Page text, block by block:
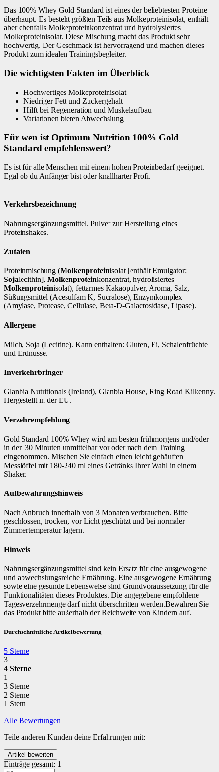
Das 100% Whey Gold Standard ist eines der beliebtesten Proteine
überhaupt. Es besteht größten Teils aus Molkeproteinisolat, enthält
aber ebenfalls Molkeproteinkonzentrat und hydrolysiertes
Molkeproteinisolat. Diese Mischung macht das Produkt sehr
hochwertig. Der Geschmack ist hervorragend und machen dieses
Produkt zum idealen Trainingsbegleiter.
Die wichtigsten Fakten im Überblick
Hochwertiges Molkeproteinisolat
Niedriger Fett und Zuckergehalt
Hilft bei Regeneration und Muskelaufbau
Variationen bieten Abwechslung
Für wen ist Optimum Nutrition 100% Gold
Standard empfehlenswert?
Es ist für alle Menschen mit einem hohen Proteinbedarf geeignet.
Egal ob du Anfänger bist oder knallharter Profi.
Verkehrsbezeichnung
Nahrungsergänzungsmittel. Pulver zur Herstellung eines
Proteinshakes.
Zutaten
Proteinmischung (Molkenproteinisolat [enthält Emulgator:
Sojalecithin], Molkenproteinkonzentrat, hydrolisiertes
Molkenproteinisolat), fettarmes Kakaopulver, Aroma, Salz,
Süßungsmittel (Acesulfam K, Sucralose), Enzymkomplex
(Amylase, Protease, Cellulase, Beta-D-Galactosidase, Lipase).
Allergene
Milch, Soja (Lecitine). Kann enthalten: Gluten, Ei, Schalenfrüchte
und Erdnüsse.
Inverkehrbringer
Glanbia Nutritionals (Ireland), Glanbia House, Ring Road Kilkenny.
Hergestellt in der EU.
Verzehrempfehlung
Gold Standard 100% Whey wird am besten frühmorgens und/oder
in den 30 Minuten unmittelbar vor oder nach dem Training
eingenommen. Mischen Sie einfach einen leicht gehäuften
Messlöffel mit 180-240 ml eines Getränks Ihrer Wahl in einem
Shaker.
Aufbewahrungshinweis
Nach Anbruch innerhalb von 3 Monaten verbrauchen. Bitte
geschlossen, trocken, vor Licht geschützt und bei normaler
Zimmertemperatur lagern.
Hinweis
Nahrungsergänzungsmittel sind kein Ersatz für eine ausgewogene
und abwechslungsreiche Ernährung. Eine ausgewogene Ernährung
sowie eine gesunde Lebensweise sind Grundvoraussetzung für die
Funktionalitäten dieses Produktes. Die angegebene empfohlene
Tagesverzehrmenge darf nicht überschritten werden.Bewahren Sie
das Produkt bitte außerhalb der Reichweite von Kindern auf.
Durchschnittliche Artikelbewertung
5 Sterne
3
4 Sterne
1
3 Sterne
2 Sterne
1 Stern
Alle Bewertungen
Teile anderen Kunden deine Erfahrungen mit:
Einträge gesamt: 1